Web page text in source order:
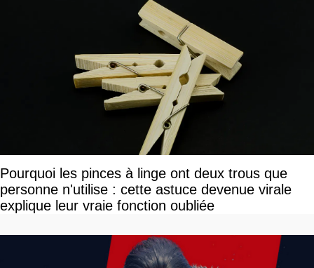
Pourquoi les pinces à linge ont deux trous que
personne n'utilise : cette astuce devenue virale
explique leur vraie fonction oubliée